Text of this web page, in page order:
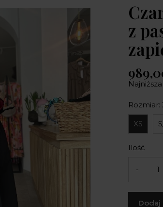
z
Rozmiar:
XS
Ilość
-
Dodaj